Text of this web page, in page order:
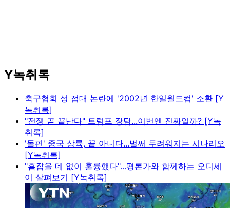
Y녹취록
축구협회 성 접대 논란에 '2002년 한일월드컵' 소환 [Y
녹취록]
"전쟁 곧 끝난다" 트럼프 장담...이번엔 진짜일까? [Y녹
취록]
'돌핀' 중국 상륙, 끝 아니다...벌써 두려워지는 시나리오
[Y녹취록]
"흠잡을 데 없이 훌륭했다"...평론가와 함께하는 오디세
이 살펴보기 [Y녹취록]